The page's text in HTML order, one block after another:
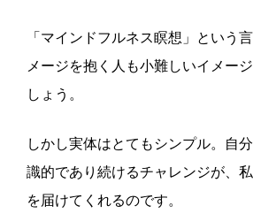
「マインドフルネス瞑想」という
メージを抱く人も小難しいイメー
しょう。
しかし実体はとてもシンプル。自
識的であり続けるチャレンジが、
を届けてくれるのです。